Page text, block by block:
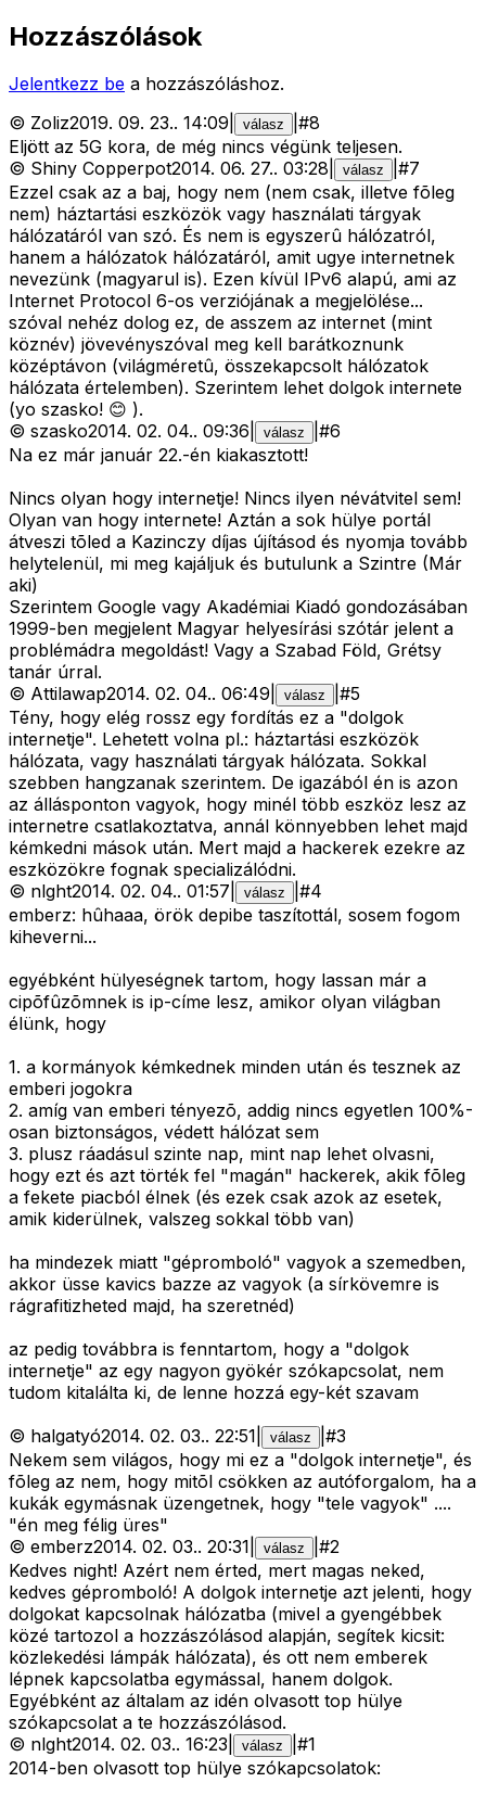
Hozzászólások
Jelentkezz be a hozzászóláshoz.
© Zoliz2019. 09. 23.. 14:09 válasz #8
Eljött az 5G kora, de még nincs végünk teljesen.
© Shiny Copperpot2014. 06. 27.. 03:28 válasz #7
Ezzel csak az a baj, hogy nem (nem csak, illetve fõleg
nem) háztartási eszközök vagy használati tárgyak
hálózatáról van szó. És nem is egyszerû hálózatról,
hanem a hálózatok hálózatáról, amit ugye internetnek
nevezünk (magyarul is). Ezen kívül IPv6 alapú, ami az
Internet Protocol 6-os verziójának a megjelölése...
szóval nehéz dolog ez, de asszem az internet (mint
köznév) jövevényszóval meg kell barátkoznunk
középtávon (világméretû, összekapcsolt hálózatok
hálózata értelemben). Szerintem lehet dolgok internete
(yo szasko! 😊 ).
© szasko2014. 02. 04.. 09:36 válasz #6
Na ez már január 22.-én kiakasztott!
Nincs olyan hogy internetje! Nincs ilyen névátvitel sem!
Olyan van hogy internete! Aztán a sok hülye portál
átveszi tõled a Kazinczy díjas újításod és nyomja tovább
helytelenül, mi meg kajáljuk és butulunk a Szintre (Már
aki)
Szerintem Google vagy Akadémiai Kiadó gondozásában
1999-ben megjelent Magyar helyesírási szótár jelent a
problémádra megoldást! Vagy a Szabad Föld, Grétsy
tanár úrral.
© Attilawap2014. 02. 04.. 06:49 válasz #5
Tény, hogy elég rossz egy fordítás ez a "dolgok
internetje". Lehetett volna pl.: háztartási eszközök
hálózata, vagy használati tárgyak hálózata. Sokkal
szebben hangzanak szerintem. De igazából én is azon
az állásponton vagyok, hogy minél több eszköz lesz az
internetre csatlakoztatva, annál könnyebben lehet majd
kémkedni mások után. Mert majd a hackerek ezekre az
eszközökre fognak specializálódni.
© nlght2014. 02. 04.. 01:57 válasz #4
emberz: hûhaaa, örök depibe taszítottál, sosem fogom
kiheverni...
egyébként hülyeségnek tartom, hogy lassan már a
cipõfûzõmnek is ip-címe lesz, amikor olyan világban
élünk, hogy
1. a kormányok kémkednek minden után és tesznek az
emberi jogokra
2. amíg van emberi tényezõ, addig nincs egyetlen 100%-
osan biztonságos, védett hálózat sem
3. plusz ráadásul szinte nap, mint nap lehet olvasni,
hogy ezt és azt törték fel "magán" hackerek, akik fõleg
a fekete piacból élnek (és ezek csak azok az esetek,
amik kiderülnek, valszeg sokkal több van)
ha mindezek miatt "gépromboló" vagyok a szemedben,
akkor üsse kavics bazze az vagyok (a sírkövemre is
rágrafitizheted majd, ha szeretnéd)
az pedig továbbra is fenntartom, hogy a "dolgok
internetje" az egy nagyon gyökér szókapcsolat, nem
tudom kitalálta ki, de lenne hozzá egy-két szavam
© halgatyó2014. 02. 03.. 22:51 válasz #3
Nekem sem világos, hogy mi ez a "dolgok internetje", és
fõleg az nem, hogy mitõl csökken az autóforgalom, ha a
kukák egymásnak üzengetnek, hogy "tele vagyok" ....
"én meg félig üres"
© emberz2014. 02. 03.. 20:31 válasz #2
Kedves night! Azért nem érted, mert magas neked,
kedves gépromboló! A dolgok internetje azt jelenti, hogy
dolgokat kapcsolnak hálózatba (mivel a gyengébbek
közé tartozol a hozzászólásod alapján, segítek kicsit:
közlekedési lámpák hálózata), és ott nem emberek
lépnek kapcsolatba egymással, hanem dolgok.
Egyébként az általam az idén olvasott top hülye
szókapcsolat a te hozzászólásod.
© nlght2014. 02. 03.. 16:23 válasz #1
2014-ben olvasott top hülye szókapcsolatok: